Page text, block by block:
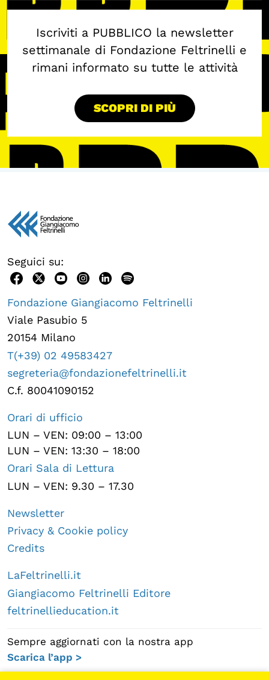
Iscriviti a PUBBLICO la newsletter
settimanale di Fondazione Feltrinelli e
rimani informato su tutte le attività
SCOPRI DI PIÙ
Seguici su:
Fondazione Giangiacomo Feltrinelli
Viale Pasubio 5
20154 Milano
T(+39) 02 49583427
segreteria@fondazionefeltrinelli.it
C.f. 80041090152
Orari di ufficio
LUN – VEN: 09:00 – 13:00
LUN – VEN: 13:30 – 18:00
Orari Sala di Lettura
LUN – VEN: 9.30 – 17.30
Newsletter
Privacy & Cookie policy
Credits
LaFeltrinelli.it
Giangiacomo Feltrinelli Editore
feltrinellieducation.it
Sempre aggiornati con la nostra app
Scarica l’app >